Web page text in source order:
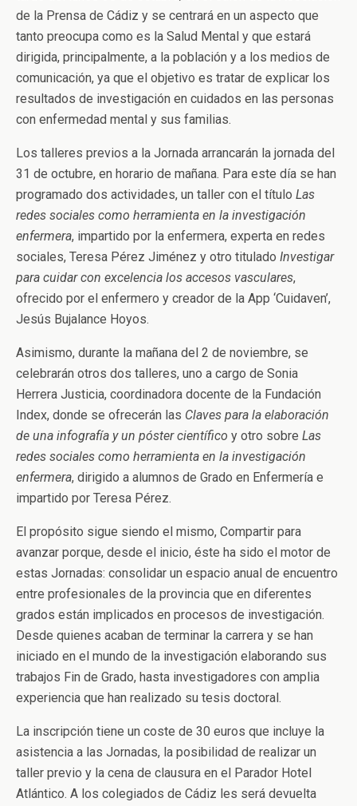
de la Prensa de Cádiz y se centrará en un aspecto que
tanto preocupa como es la Salud Mental y que estará
dirigida, principalmente, a la población y a los medios de
comunicación, ya que el objetivo es tratar de explicar los
resultados de investigación en cuidados en las personas
con enfermedad mental y sus familias.
Los talleres previos a la Jornada arrancarán la jornada del
31 de octubre, en horario de mañana. Para este día se han
programado dos actividades, un taller con el título Las
redes sociales como herramienta en la investigación
enfermera, impartido por la enfermera, experta en redes
sociales, Teresa Pérez Jiménez y otro titulado Investigar
para cuidar con excelencia los accesos vasculares,
ofrecido por el enfermero y creador de la App ‘Cuidaven’,
Jesús Bujalance Hoyos.
Asimismo, durante la mañana del 2 de noviembre, se
celebrarán otros dos talleres, uno a cargo de Sonia
Herrera Justicia, coordinadora docente de la Fundación
Index, donde se ofrecerán las Claves para la elaboración
de una infografía y un póster científico y otro sobre Las
redes sociales como herramienta en la investigación
enfermera, dirigido a alumnos de Grado en Enfermería e
impartido por Teresa Pérez.
El propósito sigue siendo el mismo, Compartir para
avanzar porque, desde el inicio, éste ha sido el motor de
estas Jornadas: consolidar un espacio anual de encuentro
entre profesionales de la provincia que en diferentes
grados están implicados en procesos de investigación.
Desde quienes acaban de terminar la carrera y se han
iniciado en el mundo de la investigación elaborando sus
trabajos Fin de Grado, hasta investigadores con amplia
experiencia que han realizado su tesis doctoral.
La inscripción tiene un coste de 30 euros que incluye la
asistencia a las Jornadas, la posibilidad de realizar un
taller previo y la cena de clausura en el Parador Hotel
Atlántico. A los colegiados de Cádiz les será devuelta